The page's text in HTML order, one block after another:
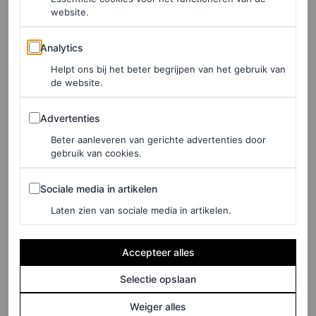
©OLIVIA WONG/GETTY IMAGES
LEES OOK
Deze celebrity-koppels maken van de Oscars
Vanity Fair Oscars Party
website.
Analytics
Analytics
Helpt ons bij het beter begrijpen van het gebruik van
de website.
Advertenties
Advertenties
Beter aanleveren van gerichte advertenties door
gebruik van cookies.
Sociale media in artikelen
Sociale media in artikelen
Laten zien van sociale media in artikelen.
Accepteer alles
Selectie opslaan
Weiger alles